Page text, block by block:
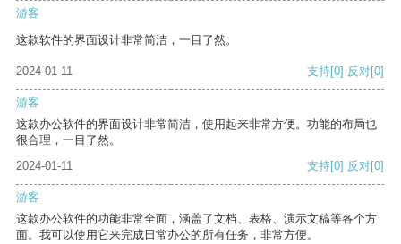
游客
这款软件的界面设计非常简洁，一目了然。
2024-01-11 支持[0] 反对[0]
游客
这款办公软件的界面设计非常简洁，使用起来非常方便。功能的布局也
很合理，一目了然。
2024-01-11
支持[0] 反对[0]
游客
这款办公软件的功能非常全面，涵盖了文档、表格、演示文稿等各个方
面。我可以使用它来完成日常办公的所有任务，非常方便。